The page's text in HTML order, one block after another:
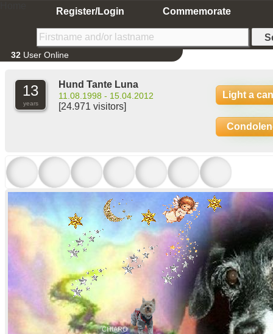
Register/Login Commemorate
32 User Online
13
years
Hund Tante Luna
11.08.1998 - 15.04.2012
[24.971 visitors]
Light a
CHIARO